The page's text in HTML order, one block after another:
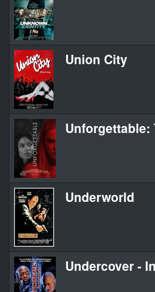
Union City
Unforgettable:
Underworld
Undercover -